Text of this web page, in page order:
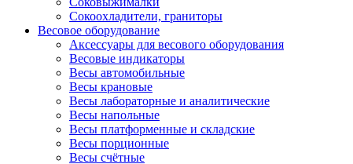
Сокоохладители, граниторы
Весовое оборудование
Аксессуары для весового оборудования
Весовые индикаторы
Весы автомобильные
Весы крановые
Весы лабораторные и аналитические
Весы напольные
Весы платформенные и складские
Весы порционные
Весы счётные